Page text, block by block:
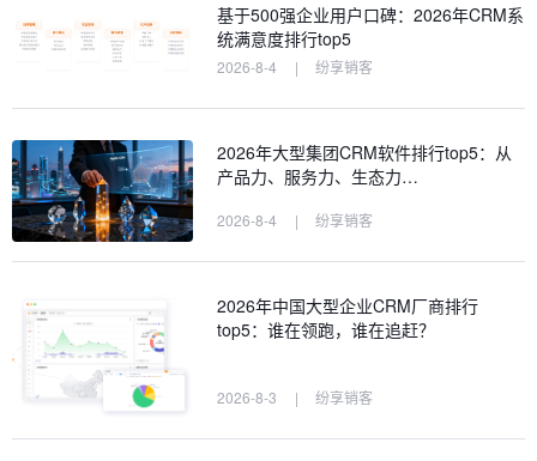
基于500强企业用户口碑：2026年CRM系
统满意度排行top5
2026-8-4 | 纷享销客
2026年大型集团CRM软件排行top5：从
产品力、服务力、生态力…
2026-8-4 | 纷享销客
2026年中国大型企业CRM厂商排行
top5：谁在领跑，谁在追赶？
2026-8-3 | 纷享销客